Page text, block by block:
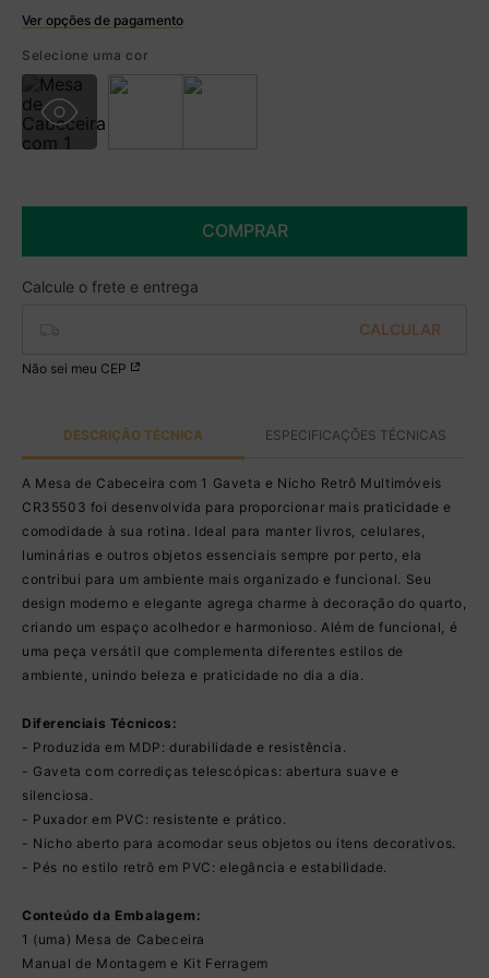
Ver opções de pagamento
R$ 170,99 à vista no Boleto
(5% de desconto)
Você economiza
Selecione uma cor
COMPRAR
Não sei meu CEP
DESCRIÇÃO TÉCNICA ESPECIFICAÇÕES TÉCNICAS
A Mesa de Cabeceira com 1 Gaveta e Nicho Retrô Multimóveis
CR35503 foi desenvolvida para proporcionar mais praticidade e
comodidade à sua rotina. Ideal para manter livros, celulares,
luminárias e outros objetos essenciais sempre por perto, ela
contribui para um ambiente mais organizado e funcional. Seu
design moderno e elegante agrega charme à decoração do quarto,
criando um espaço acolhedor e harmonioso. Além de funcional, é
uma peça versátil que complementa diferentes estilos de
ambiente, unindo beleza e praticidade no dia a dia.
Diferenciais Técnicos:
- Produzida em MDP: durabilidade e resistência.
- Gaveta com corrediças telescópicas: abertura suave e
silenciosa.
- Puxador em PVC: resistente e prático.
- Nicho aberto para acomodar seus objetos ou itens decorativos.
- Pés no estilo retrô em PVC: elegância e estabilidade.
Conteúdo da Embalagem:
1 (uma) Mesa de Cabeceira
Manual de Montagem e Kit Ferragem